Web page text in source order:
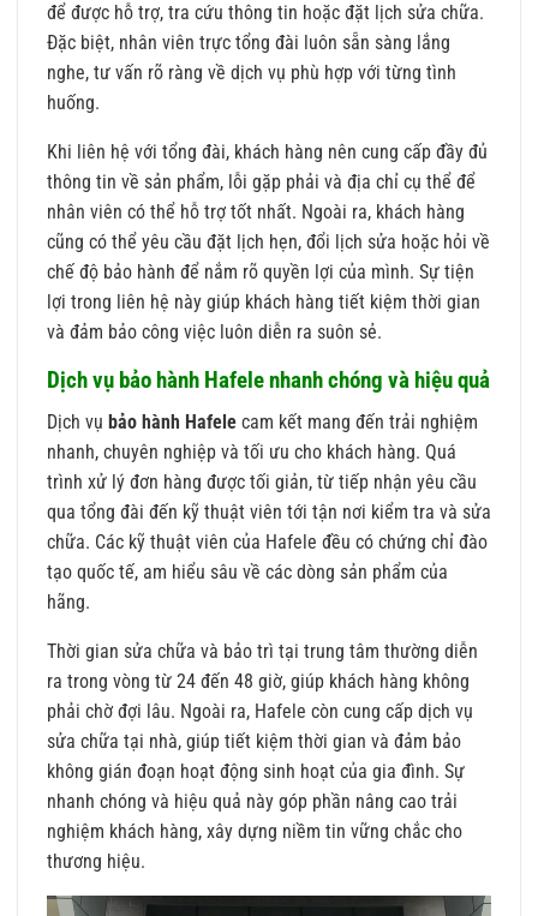
để được hỗ trợ, tra cứu thông tin hoặc đặt lịch sửa chữa.
Đặc biệt, nhân viên trực tổng đài luôn sẵn sàng lắng
nghe, tư vấn rõ ràng về dịch vụ phù hợp với từng tình
huống.
Khi liên hệ với tổng đài, khách hàng nên cung cấp đầy đủ
thông tin về sản phẩm, lỗi gặp phải và địa chỉ cụ thể để
nhân viên có thể hỗ trợ tốt nhất. Ngoài ra, khách hàng
cũng có thể yêu cầu đặt lịch hẹn, đổi lịch sửa hoặc hỏi về
chế độ bảo hành để nắm rõ quyền lợi của mình. Sự tiện
lợi trong liên hệ này giúp khách hàng tiết kiệm thời gian
và đảm bảo công việc luôn diễn ra suôn sẻ.
Dịch vụ bảo hành Hafele nhanh chóng và hiệu quả
Dịch vụ bảo hành Hafele cam kết mang đến trải nghiệm
nhanh, chuyên nghiệp và tối ưu cho khách hàng. Quá
trình xử lý đơn hàng được tối giản, từ tiếp nhận yêu cầu
qua tổng đài đến kỹ thuật viên tới tận nơi kiểm tra và sửa
chữa. Các kỹ thuật viên của Hafele đều có chứng chỉ đào
tạo quốc tế, am hiểu sâu về các dòng sản phẩm của
hãng.
Thời gian sửa chữa và bảo trì tại trung tâm thường diễn
ra trong vòng từ 24 đến 48 giờ, giúp khách hàng không
phải chờ đợi lâu. Ngoài ra, Hafele còn cung cấp dịch vụ
sửa chữa tại nhà, giúp tiết kiệm thời gian và đảm bảo
không gián đoạn hoạt động sinh hoạt của gia đình. Sự
nhanh chóng và hiệu quả này góp phần nâng cao trải
nghiệm khách hàng, xây dựng niềm tin vững chắc cho
thương hiệu.